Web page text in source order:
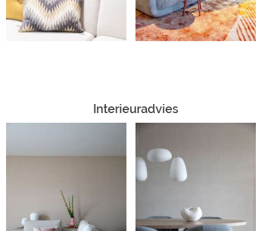
Interieuradvies